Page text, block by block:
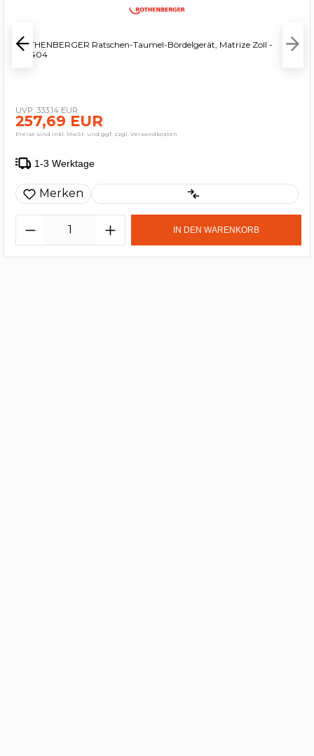
ROTHENBERGER Ratschen-Taumel-Bördelgerät, Matrize Zoll -
222404
333,14 EUR
257,69 EUR
Preise sind inkl. MwSt. und ggf. zzgl. Versandkosten
1-3 Werktage
Merken
IN DEN WARENKORB